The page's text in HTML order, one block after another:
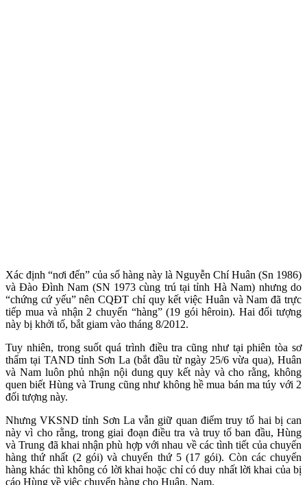
Xác định “nơi đến” của số hàng này là Nguyễn Chí Huân (Sn 1986)
và Đào Đình Nam (SN 1973 cùng trú tại tỉnh Hà Nam) nhưng do
“chứng cứ yếu” nên CQĐT chỉ quy kết việc Huân và Nam đã trực
tiếp mua và nhận 2 chuyến “hàng” (19 gói hêroin). Hai đối tượng
này bị khởi tố, bắt giam vào tháng 8/2012.
Tuy nhiên, trong suốt quá trình điều tra cũng như tại phiên tòa sơ
thẩm tại TAND tỉnh Sơn La (bắt đầu từ ngày 25/6 vừa qua), Huân
và Nam luôn phủ nhận nội dung quy kết này và cho rằng, không
quen biết Hùng và Trung cũng như không hề mua bán m‌a tú‌y với 2
đối tượng này.
Nhưng VKSND tỉnh Sơn La vẫn giữ quan điểm truy tố hai bị can
này vì cho rằng, trong giai đoạn điều tra và truy tố ban đầu, Hùng
và Trung đã khai nhận phù hợp với nhau về các tình tiết của chuyến
hàng thứ nhất (2 gói) và chuyến thứ 5 (17 gói). Còn các chuyến
hàng khác thì không có lời khai hoặc chỉ có duy nhất lời khai của bị
cáo Hùng về việc chuyển hàng cho Huân, Nam.